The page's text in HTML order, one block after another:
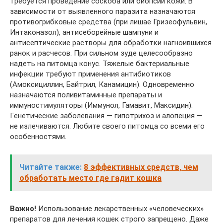
зависимости от выявленного паразита назначаются
противогрибковые средства (при лишае Гризеофульвин,
Интаконазол), антисеборейные шампуни и
антисептические растворы для обработки нагноившихся
ранок и расчесов. При сильном зуде целесообразно
надеть на питомца конус. Тяжелые бактериальные
инфекции требуют применения антибиотиков
(Амоксициллин, Байтрил, Канамицин). Одновременно
назначаются поливитаминные препараты и
иммуностимуляторы (Иммунол, Гамавит, Максидин).
Генетические заболевания — гипотрихоз и алопеция —
не излечиваются. Любите своего питомца со всеми его
особенностями.
Читайте также: 8 эффективных средств, чем
обработать место где гадит кошка
Важно! Использование лекарственных «человеческих»
препаратов для лечения кошек строго запрещено. Даже